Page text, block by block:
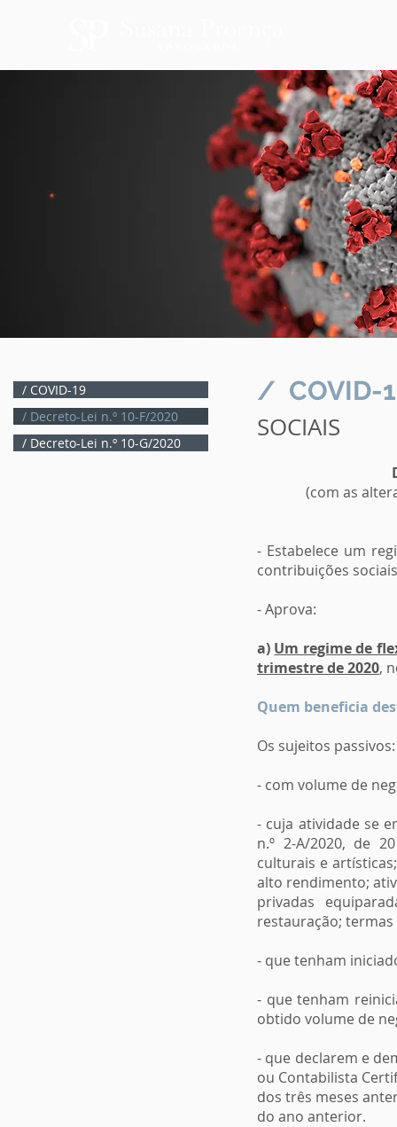
/ COVID-19
/ Decreto-Lei n.º 10-F/2020
/ Decreto-Lei n.º 10-G/2020
/ COVID-
SOCIAIS
(com as
- Estabelece um
contribuições
- Aprova:
a) Um regime de
trimestre de 2020,
Quem beneficia
Os sujeitos passivos:
- com volume de
- cuja atividade se
n.º 2-A/2020, de
culturais e
alto rendimento;
privadas
restauração;
- que tenham
- que tenham
obtido volume de
- que declarem e
ou Contabilista
dos três meses
do ano anterior.